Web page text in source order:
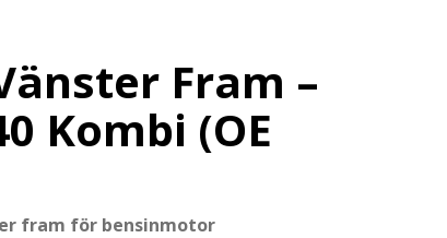
Fram –
Kombi (OE
fram för bensinmotor